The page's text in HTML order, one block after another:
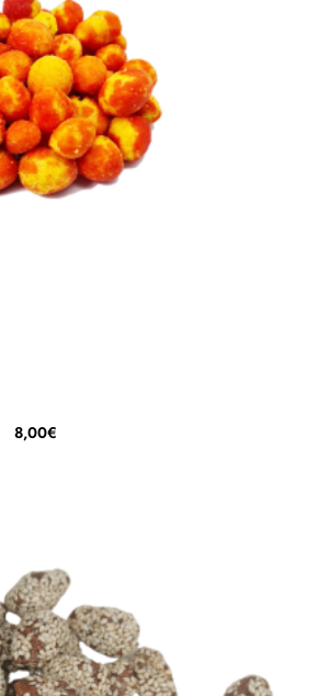
8,00€